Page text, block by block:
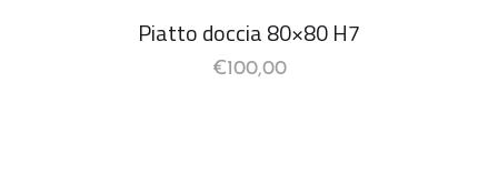
Piatto doccia 80×80 H7
€100,00